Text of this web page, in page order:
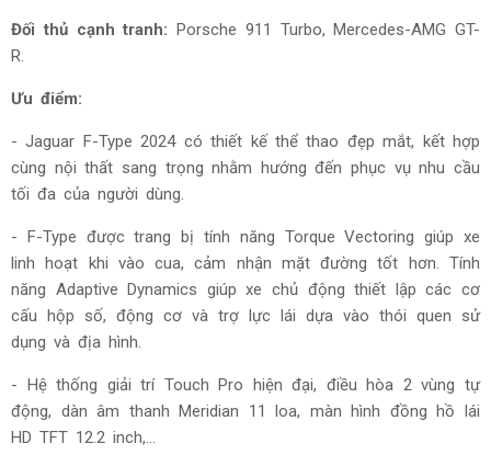
Đối thủ cạnh tranh: Porsche 911 Turbo, Mercedes-AMG GT-
R.
Ưu điểm:
- Jaguar F-Type 2024 có thiết kế thể thao đẹp mắt, kết hợp
cùng nội thất sang trọng nhằm hướng đến phục vụ nhu cầu
tối đa của người dùng.
- F-Type được trang bị tính năng Torque Vectoring giúp xe
linh hoạt khi vào cua, cảm nhận mặt đường tốt hơn. Tính
năng Adaptive Dynamics giúp xe chủ động thiết lập các cơ
cấu hộp số, động cơ và trợ lực lái dựa vào thói quen sử
dụng và địa hình.
- Hệ thống giải trí Touch Pro hiện đại, điều hòa 2 vùng tự
động, dàn âm thanh Meridian 11 loa, màn hình đồng hồ lái
HD TFT 12.2 inch,...